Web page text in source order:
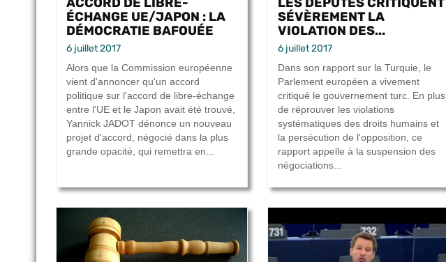
ÉCHANGE UE/JAPON : LA
DÉMOCRATIE BAFOUÉE
6 juillet 2017
Alors que la Commission européenne
vient d'annoncer qu'un accord
politique sur l'accord de libre-échange
entre l'UE et le Japon avait été trouvé,
Yannick JADOT dénonce un nouveau
projet d'accord, négocié dans la plus
grande opacité, qui remettra en...
SÉVÈREMENT LA
VIOLATION DES...
6 juillet 2017
Dans son rapport sur la Turquie, le
Parlement européen a vivement
critiqué le gouvernement turc. En plus
de réprouver les violations
systématiques des droits humains et
la persécution de l'opposition, ce
rapport appelle à la suspension des
négociations...